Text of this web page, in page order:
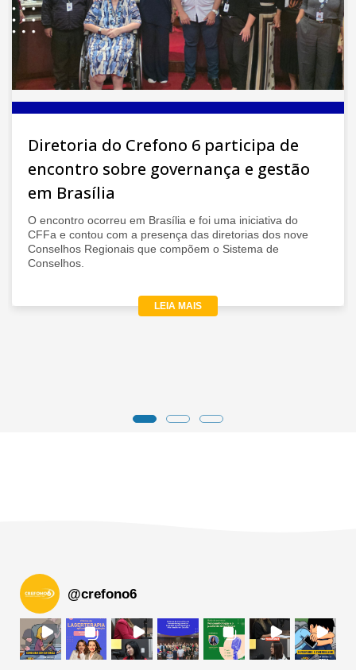
Diretoria do Crefono 6 participa de
encontro sobre governança e gestão
em Brasília
O encontro ocorreu em Brasília e foi uma iniciativa do
CFFa e contou com a presença das diretorias dos nove
Conselhos Regionais que compõem o Sistema de
Conselhos.
LEIA MAIS
@crefono6